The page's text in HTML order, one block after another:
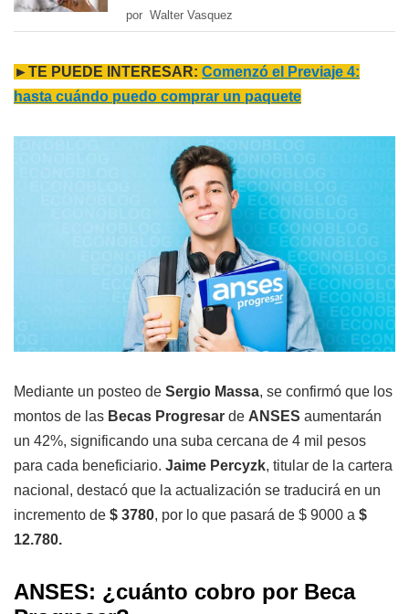
por Walter Vasquez
►TE PUEDE INTERESAR: Comenzó el Previaje 4:
hasta cuándo puedo comprar un paquete
Mediante un posteo de Sergio Massa, se confirmó que los
montos de las Becas Progresar de ANSES aumentarán
un 42%, significando una suba cercana de 4 mil pesos
para cada beneficiario. Jaime Percyzk, titular de la cartera
nacional, destacó que la actualización se traducirá en un
incremento de $ 3780, por lo que pasará de $ 9000 a $
12.780.
ANSES: ¿cuánto cobro por Beca